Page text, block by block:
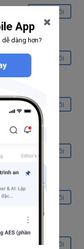
Theo dõi
Theo dõi
Theo dõi
Theo dõi
Theo dõi
Theo dõi
App
dàng hơn?